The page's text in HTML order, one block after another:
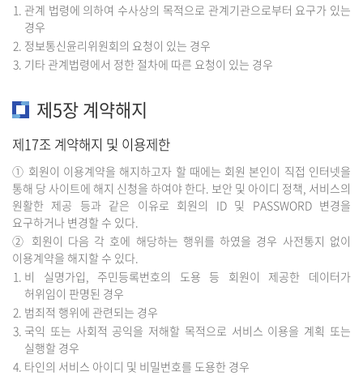
관계 법령에 의하여 수사상의 목적으로 관계기관으로부터 요구가 있는
경우
정보통신윤리위원회의 요청이 있는 경우
기타 관계법령에서 정한 절차에 따른 요청이 있는 경우
제5장 계약해지
제17조 계약해지 및 이용제한
① 회원이 이용계약을 해지하고자 할 때에는 회원 본인이 직접 인터넷을
통해 당 사이트에 해지 신청을 하여야 한다. 보안 및 아이디 정책, 서비스의
원활한 제공 등과 같은 이유로 회원의 ID 및 PASSWORD 변경을
요구하거나 변경할 수 있다.
② 회원이 다음 각 호에 해당하는 행위를 하였을 경우 사전통지 없이
이용계약을 해지할 수 있다.
비 실명가입, 주민등록번호의 도용 등 회원이 제공한 데이터가
허위임이 판명된 경우
범죄적 행위에 관련되는 경우
국익 또는 사회적 공익을 저해할 목적으로 서비스 이용을 계획 또는
실행할 경우
타인의 서비스 아이디 및 비밀번호를 도용한 경우